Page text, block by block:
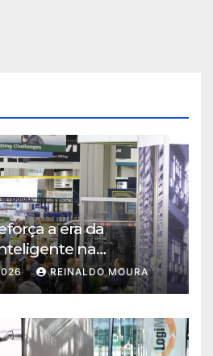
a era da
na
REINALDO MOURA